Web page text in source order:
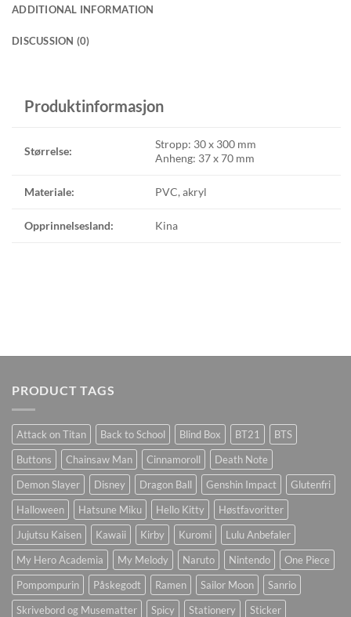
ADDITIONAL INFORMATION
DISCUSSION (0)
Produktinformasjon
Størrelse:
Stropp: 30 x 300 mm
Anheng: 37 x 70 mm
Materiale: PVC, akryl
Opprinnelsesland: Kina
PRODUCT TAGS
Attack on Titan Back to School Blind Box BT21
BTS
Buttons
Chainsaw Man Cinnamoroll
Death Note
Demon Slayer
Disney Dragon Ball Genshin Impact
Glutenfri
Halloween
Hatsune Miku Hello Kitty
Høstfavoritter
Jujutsu Kaisen
Kawaii Kirby Kuromi
Lulu Anbefaler
My Hero Academia
My Melody Naruto Nintendo
One Piece
Pompompurin
Påskegodt Ramen Sailor Moon
Sanrio
Skrivebord og Musematter
Spicy Stationery
Sticker